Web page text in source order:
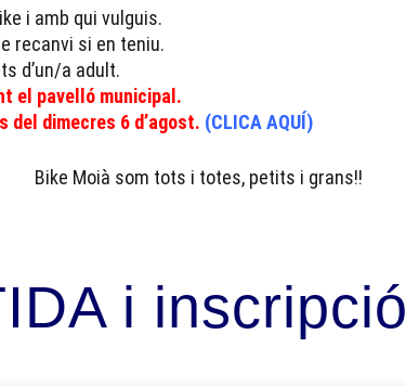
i amb qui vulguis.
recanvi si en teniu.
d’un/a adult.
el pavelló municipal.
dimecres 6 d’agost. (CLICA AQUÍ)
Bike Moià som tots i totes, petits i grans!!
i inscripció